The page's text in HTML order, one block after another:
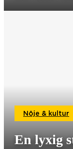
Nöje & kultur
En lyxig